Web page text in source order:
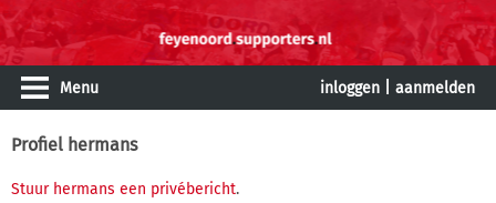
Menu inloggen aanmelden
Profiel hermans
Stuur hermans een privébericht.